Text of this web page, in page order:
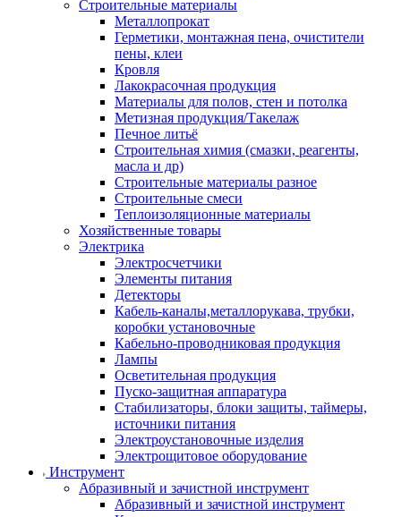
Строительные материалы
Металлопрокат
Герметики, монтажная пена, очистители
пены, клеи
Кровля
Лакокрасочная продукция
Материалы для полов, стен и потолка
Метизная продукция/Такелаж
Печное литьё
Строительная химия (смазки, реагенты,
масла и др)
Строительные материалы разное
Строительные смеси
Теплоизоляционные материалы
Хозяйственные товары
Электрика
Электросчетчики
Элементы питания
Детекторы
Кабель-каналы,металлорукава, трубки,
коробки установочные
Кабельно-проводниковая продукция
Лампы
Осветительная продукция
Пуско-защитная аппаратура
Стабилизаторы, блоки защиты, таймеры,
источники питания
Электроустановочные изделия
Электрощитовое оборудование
Инструмент
Абразивный и зачистной инструмент
Абразивный и зачистной инструмент